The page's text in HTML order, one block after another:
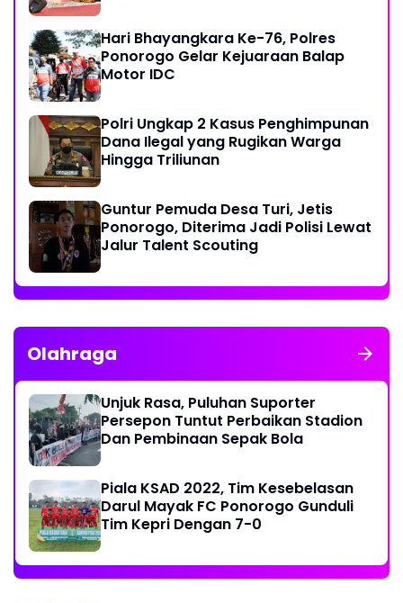
Hari Bhayangkara Ke-76, Polres
Ponorogo Gelar Kejuaraan Balap
Motor IDC
Polri Ungkap 2 Kasus Penghimpunan
Dana Ilegal yang Rugikan Warga
Hingga Triliunan
Guntur Pemuda Desa Turi, Jetis
Ponorogo, Diterima Jadi Polisi Lewat
Jalur Talent Scouting
Olahraga
Unjuk Rasa, Puluhan Suporter
Persepon Tuntut Perbaikan Stadion
Dan Pembinaan Sepak Bola
Piala KSAD 2022, Tim Kesebelasan
Darul Mayak FC Ponorogo Gunduli
Tim Kepri Dengan 7-0